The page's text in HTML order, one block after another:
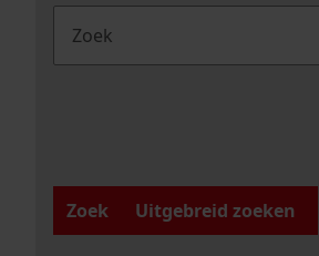
Zoek
Uitgebreid zoeken